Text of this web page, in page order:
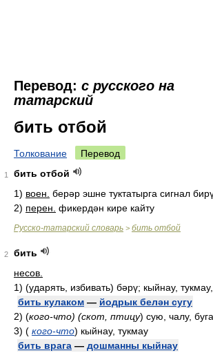
Перевод: с русского на
татарский
бить отбой
Толкование Перевод
1
бить отбой
1) воен. берәр эшне туктатырга сигнал
2) перен. фикердән кире кайту
Русско-татарский словарь > бить отбой
2
бить
несов.
1) (ударять, избивать) бәрү; кыйнау, тукмау,
бить кулаком — йодрык белән сугу
2) (кого-что) (скот, птицу) сую, чалу,
3) ( кого-что) кыйнау, тукмау
бить врага — дошманны кыйнау